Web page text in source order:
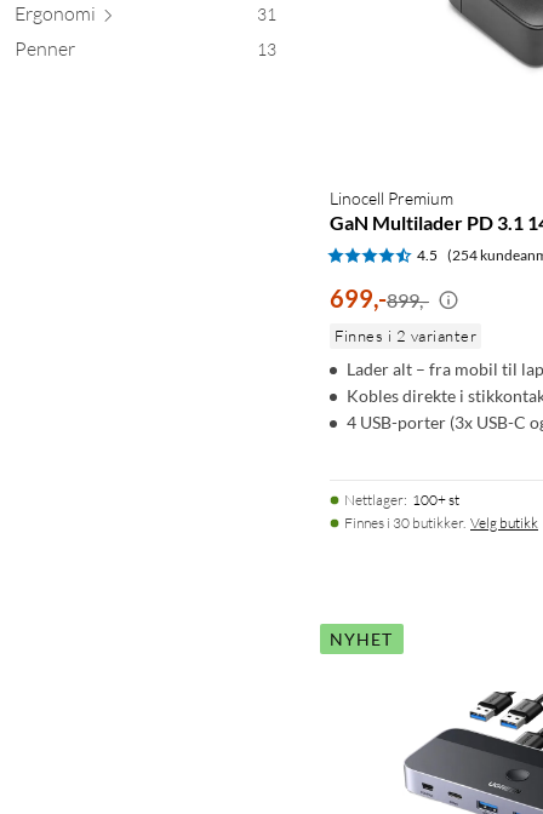
Ergonomi 31
Penner 13
Linocell Premium
GaN Multilader PD 3.1
4.5 (254
699,-899,-
Finnes i 2 varianter
Lader alt – fra mobil til
Kobles direkte i
4 USB-porter (3x USB-C
Nettlager: 100+ st
Finnes i 30 butikker. Velg butikk
NYHET